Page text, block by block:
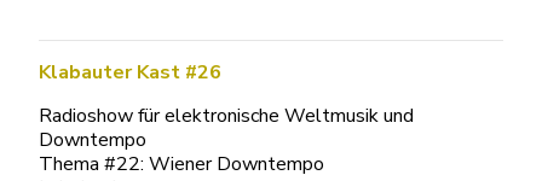
Klabauter Kast #26
Radioshow für elektronische Weltmusik und
Downtempo
Thema #22: Wiener Downtempo